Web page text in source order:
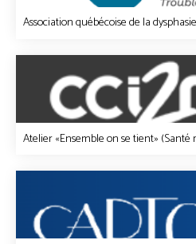
Association québécoise de la dysphasie
Atelier «Ensemble on se tient» (Santé